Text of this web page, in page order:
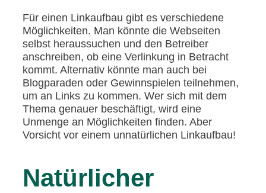
Für einen Linkaufbau gibt es verschiedene
Möglichkeiten. Man könnte die Webseiten
selbst heraussuchen und den Betreiber
anschreiben, ob eine Verlinkung in Betracht
kommt. Alternativ könnte man auch bei
Blogparaden oder Gewinnspielen teilnehmen,
um an Links zu kommen. Wer sich mit dem
Thema genauer beschäftigt, wird eine
Unmenge an Möglichkeiten finden. Aber
Vorsicht vor einem unnatürlichen Linkaufbau!
Natürlicher